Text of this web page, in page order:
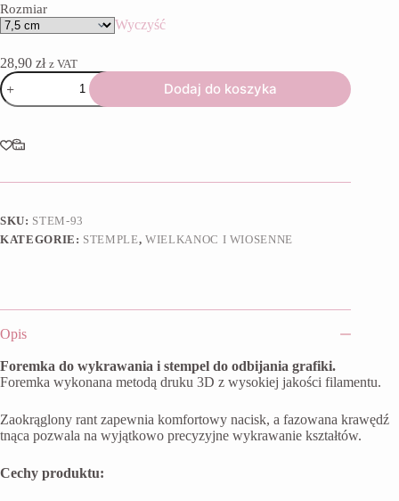
Rozmiar
Wyczyść
28,90 zł z VAT
ilość
Foremka
Kaczuszka
Dodaj do koszyka
SKU: STEM-93
KATEGORIE: STEMPLE,WIELKANOC I WIOSENNE
Opis
Foremka do wykrawania i stempel do odbijania grafiki.
Foremka wykonana metodą druku 3D z wysokiej jakości filamentu.
Zaokrąglony rant zapewnia komfortowy nacisk, a fazowana krawędź
tnąca pozwala na wyjątkowo precyzyjne wykrawanie kształtów.
Cechy produktu: